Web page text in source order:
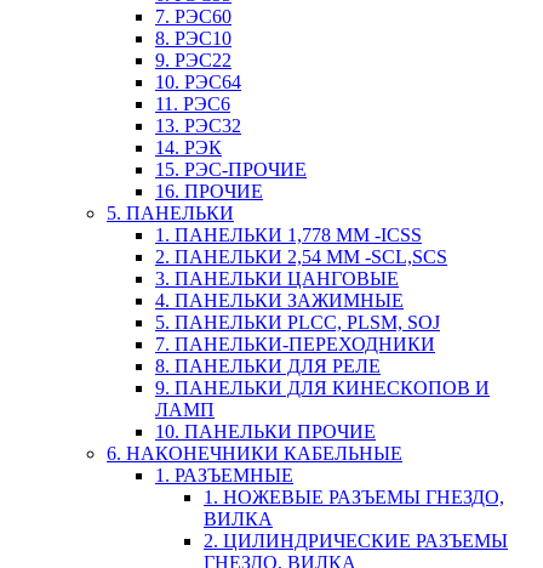
7. РЭС60
8. РЭС10
9. РЭС22
10. РЭС64
11. РЭС6
13. РЭС32
14. РЭК
15. РЭС-ПРОЧИЕ
16. ПРОЧИЕ
5. ПАНЕЛЬКИ
1. ПАНЕЛЬКИ 1,778 ММ -ICSS
2. ПАНЕЛЬКИ 2,54 ММ -SCL,SCS
3. ПАНЕЛЬКИ ЦАНГОВЫЕ
4. ПАНЕЛЬКИ ЗАЖИМНЫЕ
5. ПАНЕЛЬКИ PLCC, PLSM, SOJ
7. ПАНЕЛЬКИ-ПЕРЕХОДНИКИ
8. ПАНЕЛЬКИ ДЛЯ РЕЛЕ
9. ПАНЕЛЬКИ ДЛЯ КИНЕСКОПОВ И
ЛАМП
10. ПАНЕЛЬКИ ПРОЧИЕ
6. НАКОНЕЧНИКИ КАБЕЛЬНЫЕ
1. РАЗЪЕМНЫЕ
1. НОЖЕВЫЕ РАЗЪЕМЫ ГНЕЗДО,
ВИЛКА
2. ЦИЛИНДРИЧЕСКИЕ РАЗЪЕМЫ
ГНЕЗДО, ВИЛКА